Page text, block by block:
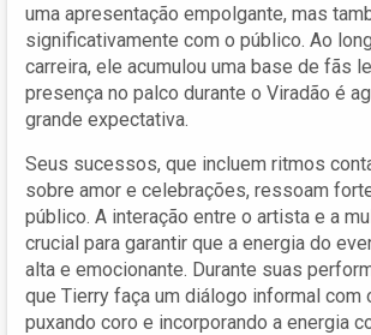
uma apresentação empolgante, mas
significativamente com o público. Ao
carreira, ele acumulou uma base de fãs
presença no palco durante o Viradão é
grande expectativa.
Seus sucessos, que incluem ritmos
sobre amor e celebrações, ressoam
público. A interação entre o artista e a
crucial para garantir que a energia do
alta e emocionante. Durante suas
que Tierry faça um diálogo informal com
puxando coro e incorporando a energia